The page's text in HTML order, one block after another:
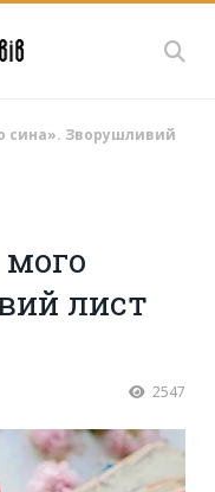
сина». Зворушливий
мого
лист
2547